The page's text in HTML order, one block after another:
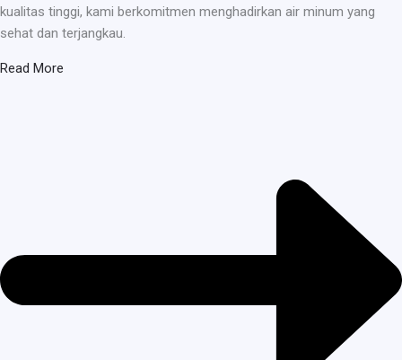
kualitas tinggi, kami berkomitmen menghadirkan air minum yang
sehat dan terjangkau.
Read More